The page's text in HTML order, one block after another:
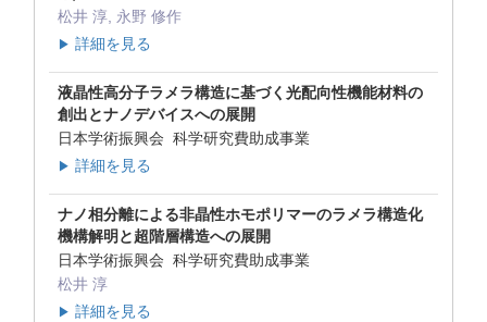
松井 淳, 永野 修作
▶ 詳細を見る
液晶性高分子ラメラ構造に基づく光配向性機能材料の
創出とナノデバイスへの展開
日本学術振興会 科学研究費助成事業
▶ 詳細を見る
ナノ相分離による非晶性ホモポリマーのラメラ構造化
機構解明と超階層構造への展開
日本学術振興会 科学研究費助成事業
松井 淳
▶ 詳細を見る